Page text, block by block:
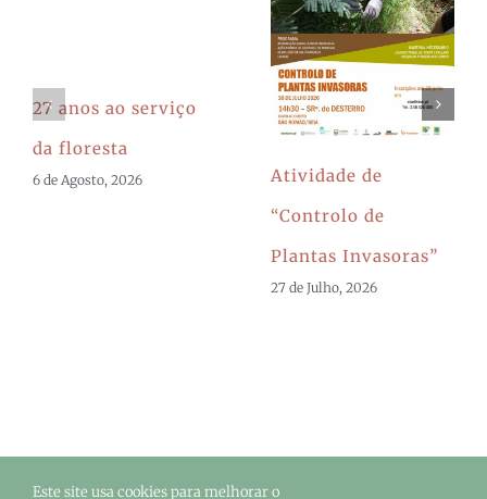
27 anos ao serviço
da floresta
6 de Agosto, 2026
Atividade de
“Controlo de
Plantas Invasoras”
27 de Julho, 2026
Este site usa cookies para melhorar o